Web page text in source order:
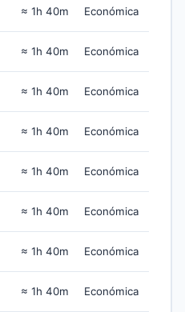
≈ 1h 40m Económica
≈ 1h 40m Económica
≈ 1h 40m Económica
≈ 1h 40m Económica
≈ 1h 40m Económica
≈ 1h 40m Económica
≈ 1h 40m Económica
≈ 1h 40m Económica